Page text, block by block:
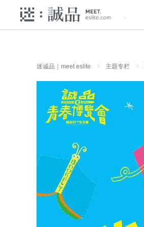
迷诚品｜meet eslite 主题专栏